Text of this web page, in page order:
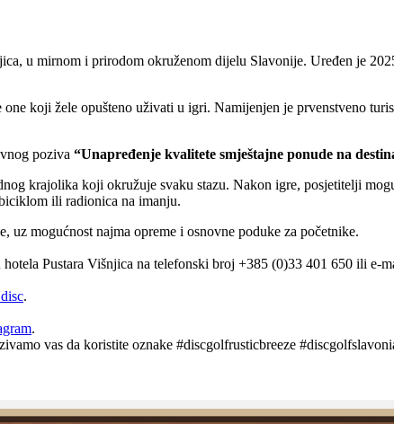
u mirnom i prirodom okruženom dijelu Slavonije. Uređen je
koji žele opušteno uživati u igri. Namijenjen je prvenstveno
poziva “Unapređenje kvalitete smještajne ponude na
krajolika koji okružuje svaku stazu. Nakon igre, posjetitelji
ili radionica na imanju.
mogućnost najma opreme i osnovne poduke za početnike.
Pustara Višnjica na telefonski broj +385 (0)33 401 650 ili e-
.
.
vas da koristite oznake #discgolfrusticbreeze